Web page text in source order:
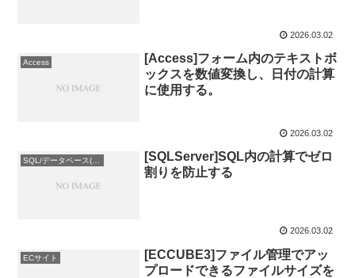
2026.03.02
Access
[Access]フォーム内のテキストボ
ックスを数値変換し、日付の計算
に使用する。
2026.03.02
SQL/データベース(DB)
[SQLServer]SQL内の計算でゼロ
割りを防止する
2026.03.02
ECサイト
[ECCUBE3]ファイル管理でアッ
プロードできるファイルサイズを